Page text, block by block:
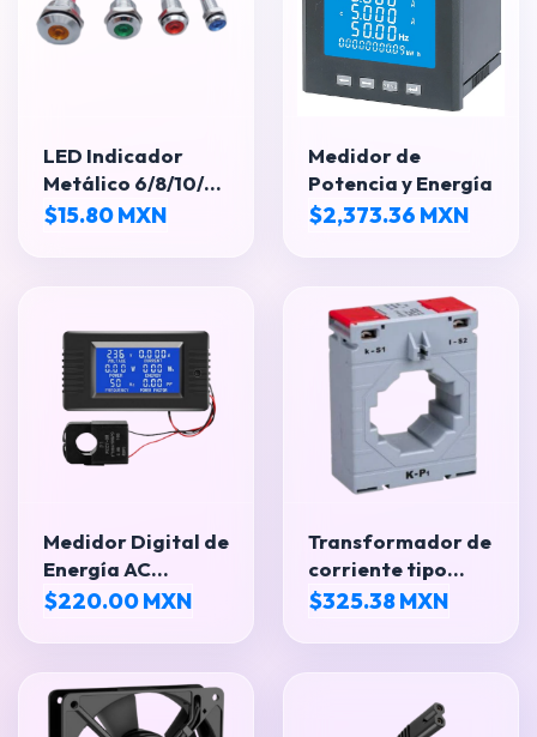
LED Indicador
Metálico 6/8/10/12
mm | Luz Piloto de
$15.80 MXN
Medidor de
Potencia y Energía
$2,373.36 MXN
Medidor Digital de
Energía AC
Multifunción con
(80–260V / 100A)
$220.00 MXN
Transformador de
corriente tipo
dona.
$325.38 MXN